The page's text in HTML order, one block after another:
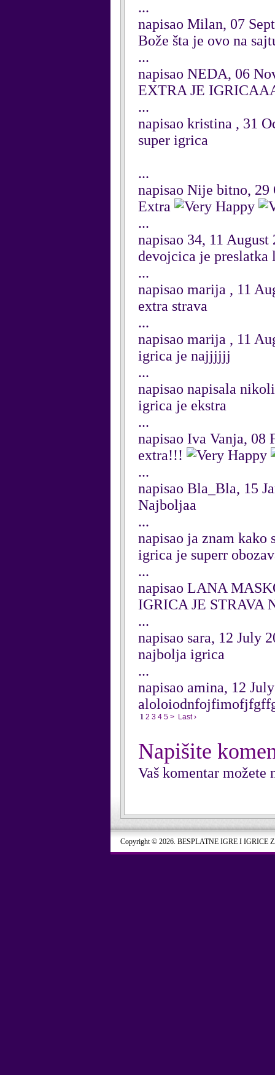
...
napisao Milan, 07
Bože šta je ovo na
...
napisao NEDA, 06
EXTRA JE
...
napisao kristina , 31
super igrica
...
napisao Nije bitno, 29
Extra
...
napisao 34, 11 August
devojcica je preslatka
...
napisao marija , 11
extra strava
...
napisao marija , 11
igrica je najjjjjj
...
napisao napisala
igrica je ekstra
...
napisao Iva Vanja, 08
extra!!!
...
napisao Bla_Bla, 15
Najboljaa
...
napisao ja znam kako
igrica je superr
...
napisao LANA
IGRICA JE STRAVA
...
napisao sara, 12 July
najbolja igrica
...
napisao amina, 12
1 2 3 4 5 > Last ›
Napišite
Vaš komentar možete
Copyright © 2026. BESPLATNE IGRE I IGRICE